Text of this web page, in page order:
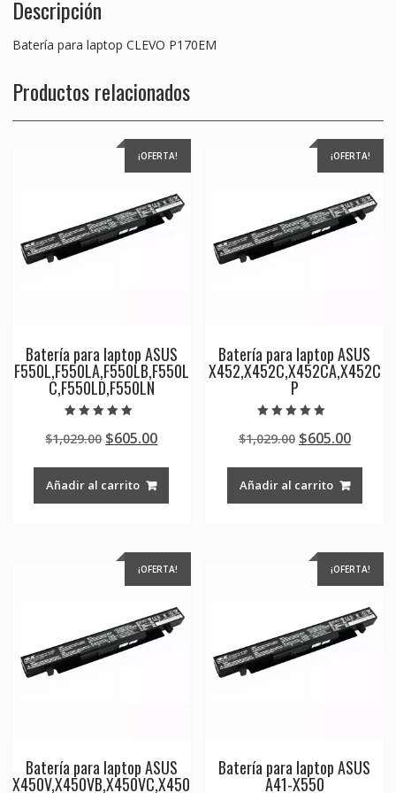
Descripción
Batería para laptop CLEVO P170EM
Productos relacionados
¡OFERTA!
Batería para laptop ASUS
F550L,F550LA,F550LB,F550L
C,F550LD,F550LN
5.00
de 5
$1,029.00 Original
was:
$1,029.00.
$605.00Current
Añadir al carrito
¡OFERTA!
Batería para laptop ASUS
X452,X452C,X452CA,X452C
P
5.00
de 5
$1,029.00 Original
was:
$1,029.00.
$605.00
Añadir al carrito
¡OFERTA!
Batería para laptop ASUS
X450V,X450VB,X450VC,X450
¡OFERTA!
Batería para laptop ASUS
A41-X550